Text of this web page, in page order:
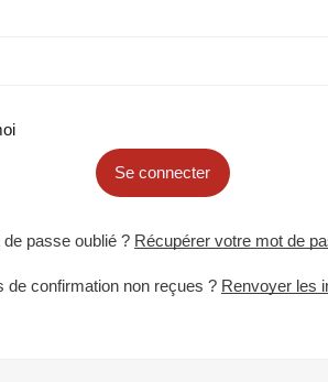
Se connecter
de passe oublié ? Récupérer votre mot de
de confirmation non reçues ? Renvoyer les